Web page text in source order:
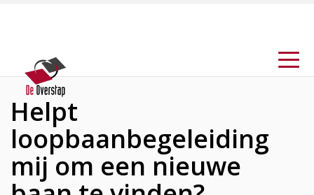
Helpt
loopbaanbegeleiding
mij om een nieuwe